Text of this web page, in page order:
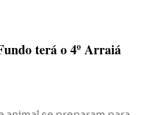
terá o 4º Arraiá